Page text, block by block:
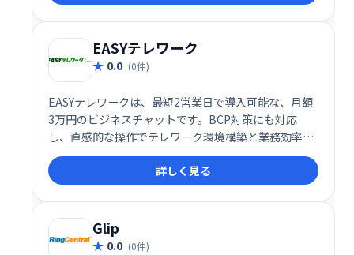
EASYテレワーク
0.0 (0件)
EASYテレワークは、最短2営業日で導入可能な、月額
3万円のビジネスチャットです。BCP対策にも対応
し、直感的な操作でテレワーク環境構築と業務効率化
を実現します。簡単操作で日常業務の効率化も図れ、
スピーディーな導入と低価格で企業の生産性向上をサ
ポートします。
詳しく見る
Glip
0.0 (0件)